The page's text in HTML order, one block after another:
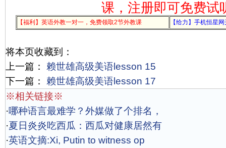
课，注册即可免费试
【福利】英语外教一对一，免费领取2节外教课 【给力】手机恒星
将本页收藏到：
上一篇：
赖世雄高级美语lesson 15
下一篇：
赖世雄高级美语lesson 17
※相关链接※
·哪种语言最难学？外媒做了个排名，
·夏日炎炎吃西瓜：西瓜对健康居然有
·英语文摘:Xi, Putin to witness op